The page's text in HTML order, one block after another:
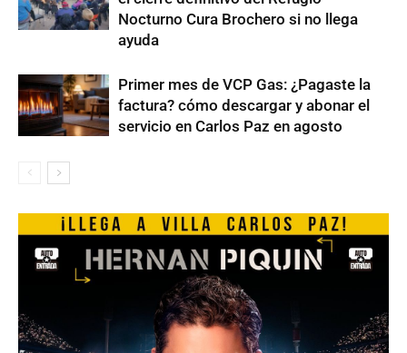
Nocturno Cura Brochero si no llega
ayuda
Primer mes de VCP Gas: ¿Pagaste la
factura? cómo descargar y abonar el
servicio en Carlos Paz en agosto